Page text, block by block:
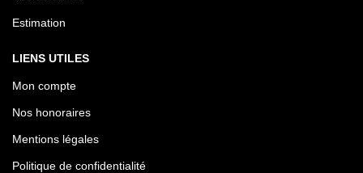
Estimation
LIENS UTILES
Mon compte
Nos honoraires
Mentions légales
Politique de confidentialité